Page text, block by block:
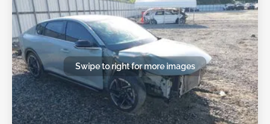
Swipe to right for more images